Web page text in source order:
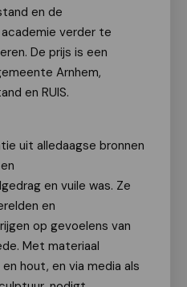
en de
verder te
De prijs is een
Arnhem,
en RUIS.
uit alledaagse bronnen
en vuile was. Ze
en
op gevoelens van
Met materiaal
hout, en via media als